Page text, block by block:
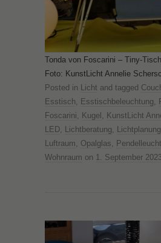
Tonda von Foscarini – Tiny-
Foto: KunstLicht Annelie
Posted in Licht and tagged
Esstisch
Esstischbeleuchtung
Foscarini
Kugel KunstLicht
LED Lichtberatung Lichtplanung
Luftraum
Opalglas
Wohnraum on 1. September